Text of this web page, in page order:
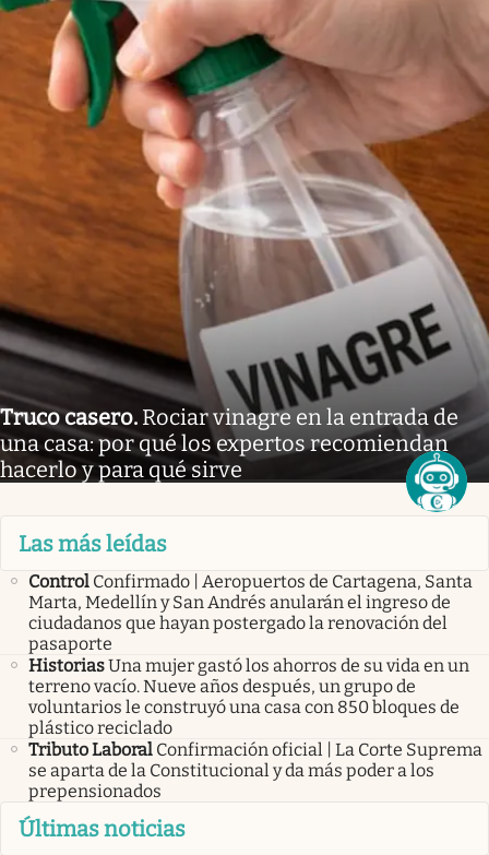
Truco casero. Rociar vinagre en la entrada de
una casa: por qué los expertos recomiendan
hacerlo y para qué sirve
Las más leídas
Control Confirmado | Aeropuertos de Cartagena, Santa
Marta, Medellín y San Andrés anularán el ingreso de
ciudadanos que hayan postergado la renovación del
pasaporte
HistoriasUna mujer gastó los ahorros de su vida en un
terreno vacío. Nueve años después, un grupo de
voluntarios le construyó una casa con 850 bloques de
plástico reciclado
Tributo Laboral Confirmación oficial | La Corte Suprema
se aparta de la Constitucional y da más poder a los
prepensionados
Últimas noticias